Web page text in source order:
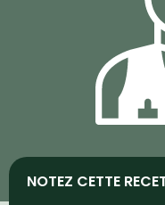
NOTEZ CETTE